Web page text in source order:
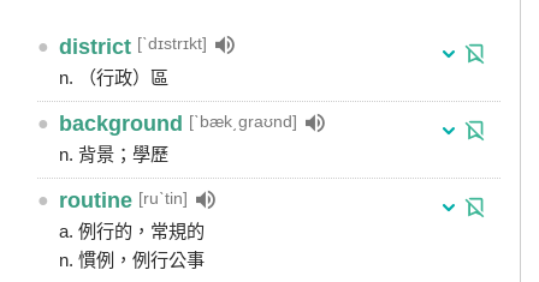
● district [ˋdɪstrɪkt]
n. （行政）區
● background [ˋbæk͵graʊnd]
n. 背景；學歷
● routine [ruˋtin]
a. 例行的，常規的
n. 慣例，例行公事